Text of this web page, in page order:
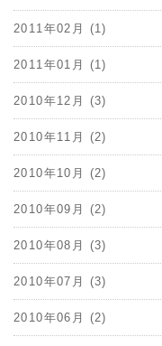
2011年02月 (1)
2011年01月 (1)
2010年12月 (3)
2010年11月 (2)
2010年10月 (2)
2010年09月 (2)
2010年08月 (3)
2010年07月 (3)
2010年06月 (2)